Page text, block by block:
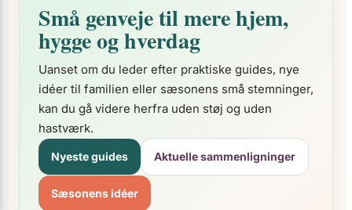
Små genveje til mere hjem,
hygge og hverdag
Uanset om du leder efter praktiske guides, nye
idéer til familien eller sæsonens små stemninger,
kan du gå videre herfra uden støj og uden
hastværk.
Nyeste guides Aktuelle sammenligninger
Sæsonens idéer